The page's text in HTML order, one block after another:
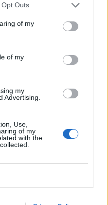
Outs
of my
of my
my
Advertising.
Use,
of my
with the
vice riksåklagare.
lämnade jobbet i
rikspolischef.
(M) säger sig
men också att
mer proaktiv mot
att använda de nya
tvångsmedel och att
kriminella, påpekar